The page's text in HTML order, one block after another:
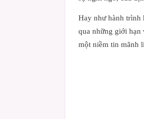
Hay như hành trình
qua những giới hạn
một niềm tin mãnh